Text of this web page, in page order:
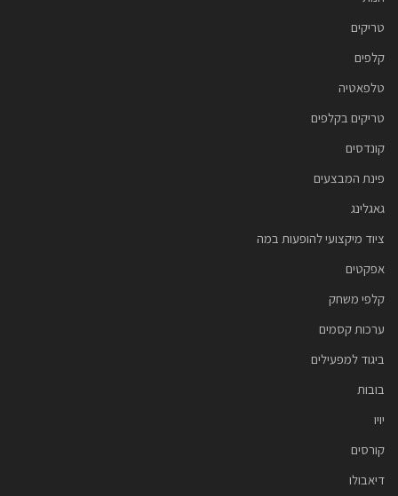
טריקים
קלפים
טלפאטיה
טריקים בקלפים
קונדסים
פינת המבצעים
גאגלינג
ציוד מיקצועי להופעות במה
אפקטים
קלפי משחק
ערכות קסמים
ביגוד למפעילים
בובות
יויו
קורסים
דיאבולו